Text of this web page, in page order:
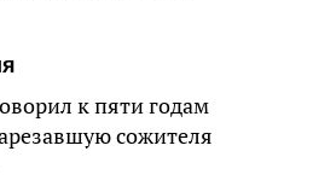
к пяти годам
сожителя